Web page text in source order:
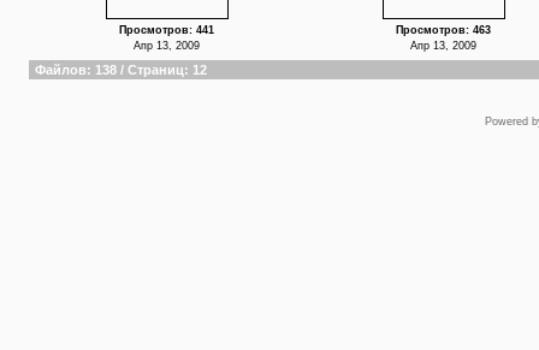
Просмотров: 441
Апр 13, 2009
Просмотров: 463
Апр 13, 2009
Файлов: 138 / Страниц: 12
Powered